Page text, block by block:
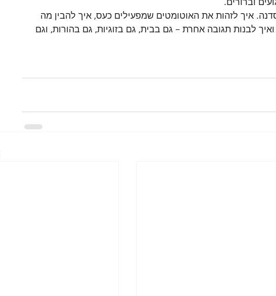
איך לזהות את האוטומטים שמפעילים כעס, איך להבין מה
לבנות תגובה אחרת – גם בבית, גם בזוגיות, גם בהורות, וגם